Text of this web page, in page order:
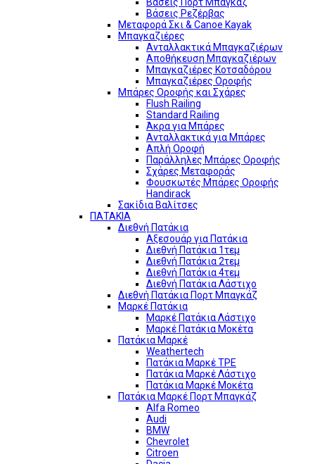
Βάσεις Ρεζέρβας
Μεταφορά Σκι & Canoe Kayak
Μπαγκαζιέρες
Ανταλλακτικά Μπαγκαζιέρων
Αποθήκευση Μπαγκαζιέρων
Μπαγκαζιέρες Κοτσαδόρου
Μπαγκαζιέρες Οροφής
Μπάρες Οροφής και Σχάρες
Flush Railing
Standard Railing
Άκρα για Μπάρες
Ανταλλακτικά για Μπάρες
Απλή Οροφή
Παράλληλες Μπάρες Οροφής
Σχάρες Μεταφοράς
Φουσκωτές Μπάρες Οροφής
Handirack
Σακίδια Βαλίτσες
ΠΑΤΑΚΙΑ
Διεθνή Πατάκια
Αξεσουάρ για Πατάκια
Διεθνή Πατάκια 1τεμ
Διεθνή Πατάκια 2τεμ
Διεθνή Πατάκια 4τεμ
Διεθνή Πατάκια Λάστιχο
Διεθνή Πατάκια Πορτ Μπαγκάζ
Μαρκέ Πατάκια
Μαρκέ Πατάκια Λάστιχο
Μαρκέ Πατάκια Μοκέτα
Πατάκια Μαρκέ
Weathertech
Πατάκια Μαρκέ TPE
Πατάκια Μαρκέ Λάστιχο
Πατάκια Μαρκέ Μοκέτα
Πατάκια Μαρκέ Πορτ Μπαγκάζ
Alfa Romeo
Audi
BMW
Chevrolet
Citroen